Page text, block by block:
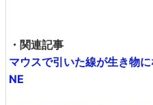
・関連記事
マウスで引いた線が生き物
NE